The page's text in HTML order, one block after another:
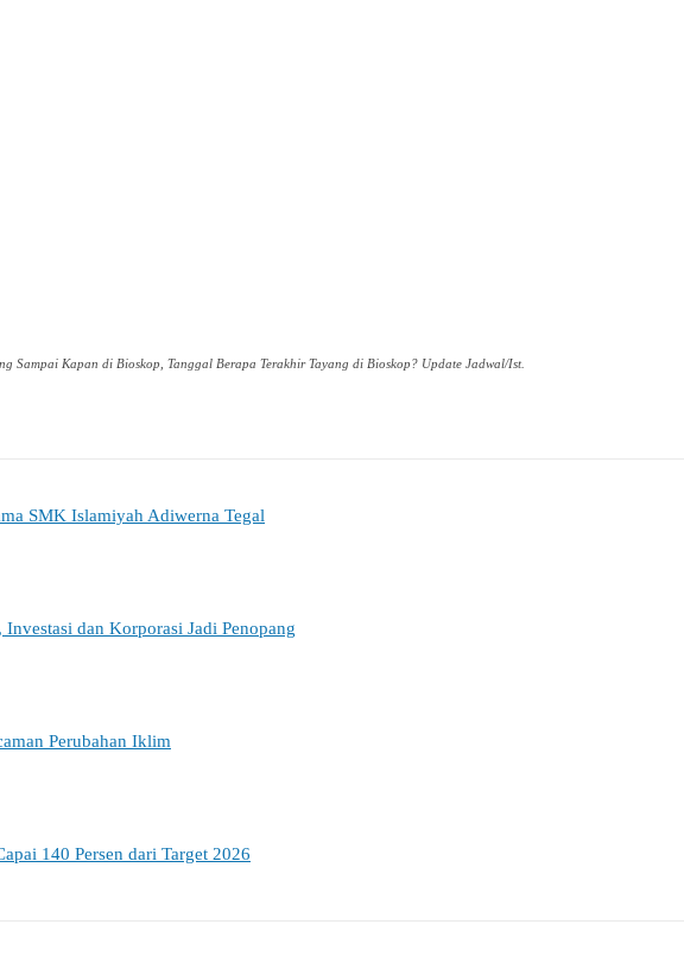
Sampai Kapan di Bioskop, Tanggal Berapa Terakhir Tayang di Bioskop? Update Jadwal/Ist.
SMK Islamiyah Adiwerna Tegal
dan Korporasi Jadi Penopang
Perubahan Iklim
140 Persen dari Target 2026